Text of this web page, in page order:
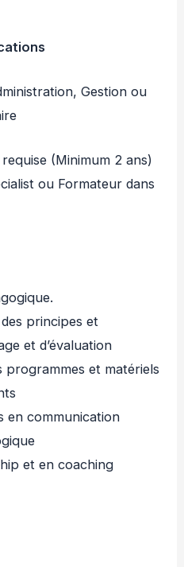
Gestion ou
(Minimum 2 ans)
ou Formateur dans
principes et
et d’évaluation
programmes et matériels
en communication
et en coaching